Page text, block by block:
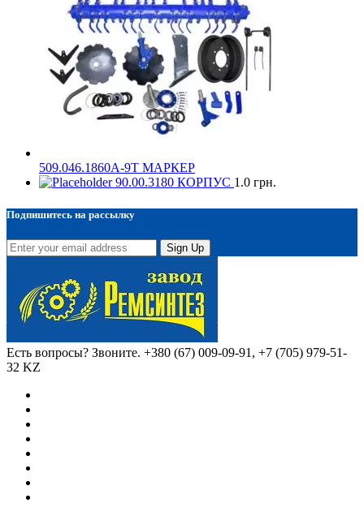
509.046.1860А-9Т МАРКЕР
90.00.3180 КОРПУС 1.0 грн.
Подпишитесь на рассылку
Sign Up
Есть вопросы? Звоните. +380 (67) 009-09-91, +7 (705) 979-51-
32 KZ